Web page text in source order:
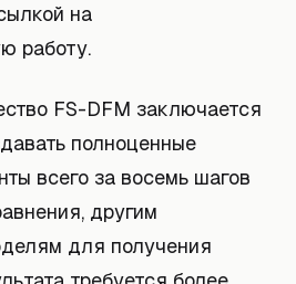
на
работу.
FS-DFM заключается
полноценные
всего за восемь шагов
другим
для получения